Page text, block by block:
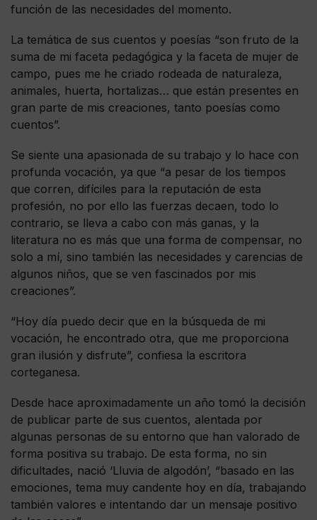
función de las necesidades del momento.
La temática de sus cuentos y poesías “son fruto de la
suma de mi faceta pedagógica y la faceta de mujer de
campo, pues me he criado rodeada de naturaleza,
animales, huerta, hortalizas… que están presentes en
gran parte de mis creaciones, tanto poesías como
cuentos”.
Se siente una apasionada de su trabajo y lo hace con
profunda vocación, ya que “a pesar de los tiempos
que corren, difíciles para la reputación de esta
profesión, no por ello las fuerzas decaen, todo lo
contrario, se lleva a cabo con más ganas, y la
literatura no es más que una forma de compensar, no
solo a mí, sino también las necesidades y carencias de
algunos niños, que se ven fascinados por mis
creaciones”.
“Hoy día puedo decir que en la búsqueda de mi
vocación, he encontrado otra, que me proporciona
gran ilusión y disfrute”, confiesa la escritora
corteganesa.
Desde hace aproximadamente un año tomó la decisión
de publicar parte de sus cuentos, alentada por
algunas personas de su entorno que han valorado de
forma positiva su trabajo. De esta forma, no sin
dificultades, nació ‘Lluvia de algodón’, “basado en las
emociones, tema muy candente hoy en día, trabajando
también valores e intentando dar un mensaje positivo